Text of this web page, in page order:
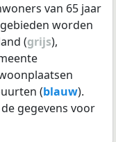
van 65 jaar
worden
(grijs),
(blauw).
gegevens voor